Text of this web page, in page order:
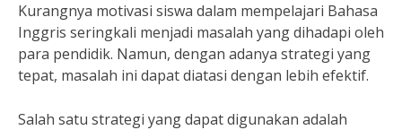
Kurangnya motivasi siswa dalam mempelajari Bahasa
Inggris seringkali menjadi masalah yang dihadapi oleh
para pendidik. Namun, dengan adanya strategi yang
tepat, masalah ini dapat diatasi dengan lebih efektif.
Salah satu strategi yang dapat digunakan adalah